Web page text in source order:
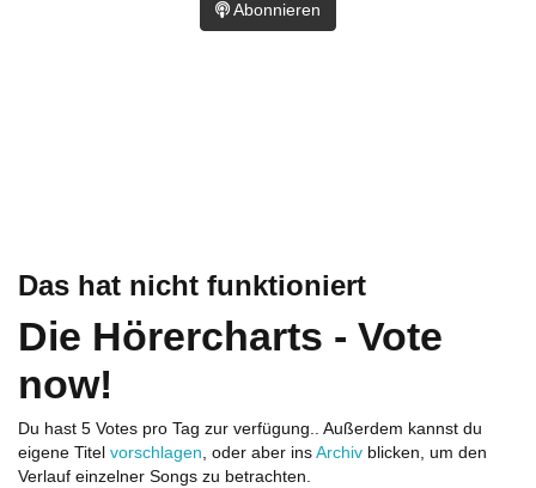
Das hat nicht funktioniert
Die Hörercharts - Vote
now!
Du hast 5 Votes pro Tag zur verfügung.. Außerdem kannst du
eigene Titel vorschlagen, oder aber ins Archiv blicken, um den
Verlauf einzelner Songs zu betrachten.
Abonnieren